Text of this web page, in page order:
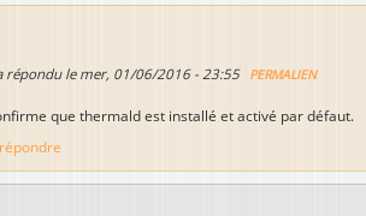
répondu lemer, 01/06/2016 - 23:55 PERMALIEN
que thermald est installé et activé par défaut.
répondre